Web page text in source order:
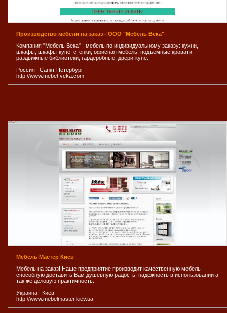
Производство мебели на заказ - ООО "Мебель Века"
Компания "Мебель Века" - мебель по индивидуальному заказу: кухни,
шкафы, шкафы-купе, стенки, офисная мебель, подъёмные кровати,
раздвижные библиотеки, гардеробные, двери-купе.
Россия
Санкт Петербург
http://www.mebel-veka.com
Мебель Мастер Киев
Мебель на заказ! Наше предприятие производит качественную мебель
способную доставить Вам душевную радость, надежность в использовании а
так же деловую практичность.
Украина | Киев
http://www.mebelmaster.kiev.ua